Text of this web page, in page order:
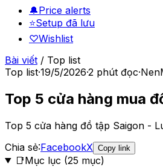
🔔Price alerts
⭐Setup đã lưu
♡Wishlist
Bài viết / Top list
Top list·19/5/2026·2 phút đọc·
Top 5 cửa hàng mua
Top 5 cửa hàng đồ tập Saigon -
Chia sẻ:FacebookX Copy link
📑Mục lục (25 mục)